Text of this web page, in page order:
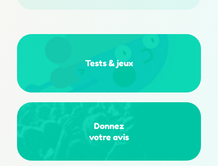
Tests&jeux
Donnez
votre avis